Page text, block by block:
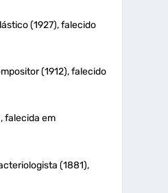
(1927), falecido
(1912), falecido
falecida em
(1881),